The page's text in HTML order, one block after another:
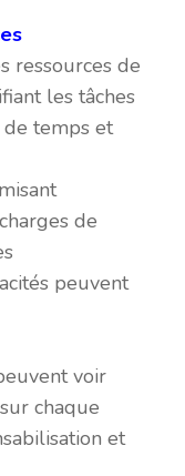
ressources de
les tâches
temps et
de
peuvent
voir
chaque
et